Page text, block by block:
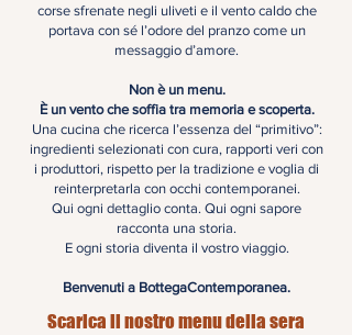
corse sfrenate negli uliveti e il vento caldo che
portava con sé l’odore del pranzo come un
messaggio d’amore.
Non è un menu.
È un vento che soffia tra memoria e scoperta.
Una cucina che ricerca l’essenza del “primitivo”:
ingredienti selezionati con cura, rapporti veri con
i produttori, rispetto per la tradizione e voglia di
reinterpretarla con occhi contemporanei.
Qui ogni dettaglio conta. Qui ogni sapore
racconta una storia.
E ogni storia diventa il vostro viaggio.
Benvenuti a BottegaContemporanea.
Scarica il nostro menu della sera